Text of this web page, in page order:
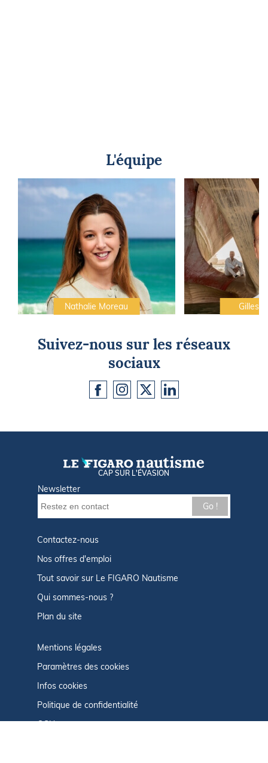
L'équipe
Nathalie Moreau Gilles
Suivez-nous sur les réseaux
sociaux
CAP SUR L'ÉVASION
Newsletter
Go !
Contactez-nous
Nos offres d'emploi
Tout savoir sur Le FIGARO Nautisme
Qui sommes-nous ?
Plan du site
Mentions légales
Paramètres des cookies
Infos cookies
Politique de confidentialité
CGU